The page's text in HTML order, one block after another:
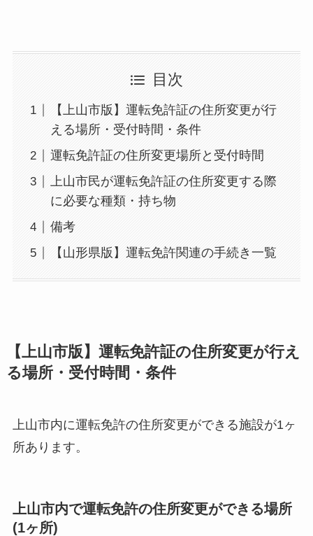
目次
【上山市版】運転免許証の住所変更が行
える場所・受付時間・条件
運転免許証の住所変更場所と受付時間
上山市民が運転免許証の住所変更する際
に必要な種類・持ち物
備考
【山形県版】運転免許関連の手続き一覧
【上山市版】運転免許証の住所変更が行え
る場所・受付時間・条件
上山市内に運転免許の住所変更ができる施設が1ヶ
所あります。
上山市内で運転免許の住所変更ができる場所
(1ヶ所)